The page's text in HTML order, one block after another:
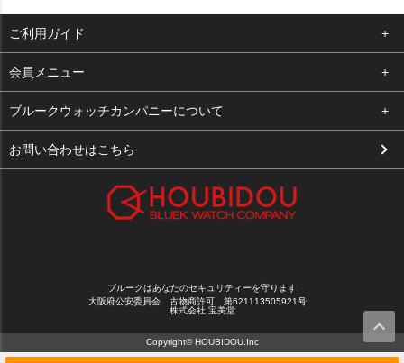
ご利用ガイド
よくある質問
支払い・送料
お客様の声
会員メニュー
ログイン
お気に入り
ブルークウォッチカンパニーについて
会社概要
お問い合わせはこちら
ブルークはあなたのセキュリティーを守ります
大阪府公安委員会 古物商許可 第621113505921号
株式会社 宝美堂
Copyright© HOUBIDOU.Inc